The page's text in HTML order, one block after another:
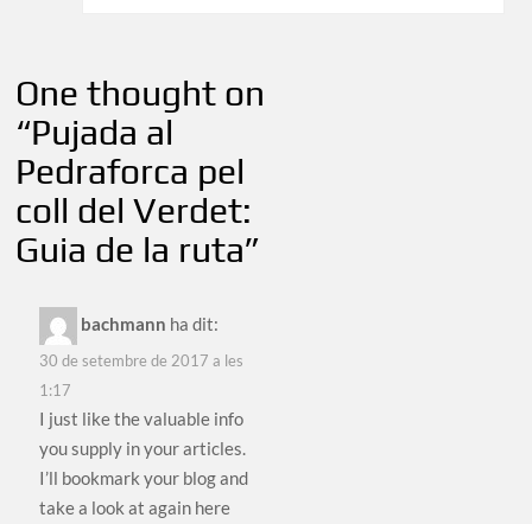
One thought on
“Pujada al
Pedraforca pel
coll del Verdet:
Guia de la ruta”
bachmann ha dit:
30 de setembre de 2017 a les
1:17
I just like the valuable info
you supply in your articles.
I’ll bookmark your blog and
take a look at again here